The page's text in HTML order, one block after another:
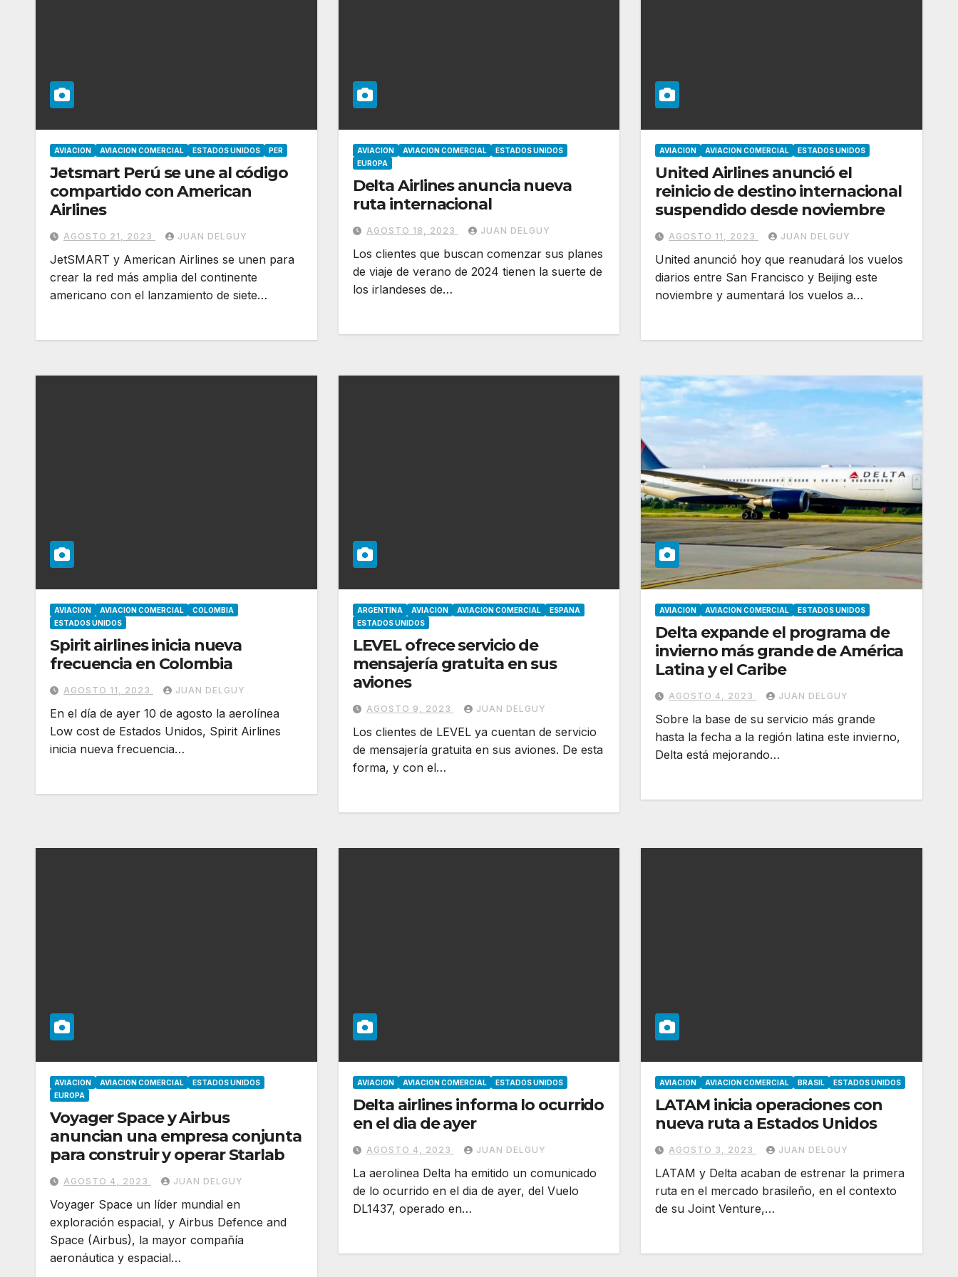
AVIACION AVIACION COMERCIAL ESTADOS UNIDOS PER
Jetsmart Perú se une al código
compartido con American
Airlines
AGOSTO 21, 2023 JUAN DELGUY
JetSMART y American Airlines se unen para
crear la red más amplia del continente
americano con el lanzamiento de siete…
AVIACION AVIACION COMERCIAL
ESTADOS UNIDOS
EUROPA
Delta Airlines anuncia nueva
ruta internacional
AGOSTO 18, 2023 JUAN DELGUY
Los clientes que buscan comenzar sus planes
de viaje de verano de 2024 tienen la suerte de
los irlandeses de…
AVIACION AVIACION COMERCIAL ESTADOS UNIDOS
United Airlines anunció el
reinicio de destino internacional
suspendido desde noviembre
AGOSTO 11, 2023 JUAN DELGUY
United anunció hoy que reanudará los vuelos
diarios entre San Francisco y Beijing este
noviembre y aumentará los vuelos a…
AVIACION AVIACION COMERCIAL
COLOMBIA
ESTADOS UNIDOS
Spirit airlines inicia nueva
frecuencia en Colombia
AGOSTO 11, 2023 JUAN DELGUY
En el día de ayer 10 de agosto la aerolínea
Low cost de Estados Unidos, Spirit Airlines
inicia nueva frecuencia…
ARGENTINA AVIACION AVIACION COMERCIAL
ESPANA
ESTADOS UNIDOS
LEVEL ofrece servicio de
mensajería gratuita en sus
aviones
AGOSTO 9, 2023 JUAN DELGUY
Los clientes de LEVEL ya cuentan de servicio
de mensajería gratuita en sus aviones. De esta
forma, y con el…
AVIACION AVIACION COMERCIAL ESTADOS UNIDOS
Delta expande el programa de
invierno más grande de América
Latina y el Caribe
AGOSTO 4, 2023 JUAN DELGUY
Sobre la base de su servicio más grande
hasta la fecha a la región latina este invierno,
Delta está mejorando…
AVIACION AVIACION COMERCIAL
ESTADOS UNIDOS
EUROPA
Voyager Space y Airbus
anuncian una empresa conjunta
para construir y operar Starlab
AGOSTO 4, 2023 JUAN DELGUY
Voyager Space un líder mundial en
exploración espacial, y Airbus Defence and
Space (Airbus), la mayor compañía
aeronáutica y espacial…
AVIACION AVIACION COMERCIAL ESTADOS UNIDOS
Delta airlines informa lo ocurrido
en el dia de ayer
AGOSTO 4, 2023 JUAN DELGUY
La aerolinea Delta ha emitido un comunicado
de lo ocurrido en el dia de ayer, del Vuelo
DL1437, operado en…
AVIACION AVIACION COMERCIAL BRASIL ESTADOS UNIDOS
LATAM inicia operaciones con
nueva ruta a Estados Unidos
AGOSTO 3, 2023 JUAN DELGUY
LATAM y Delta acaban de estrenar la primera
ruta en el mercado brasileño, en el contexto
de su Joint Venture,…